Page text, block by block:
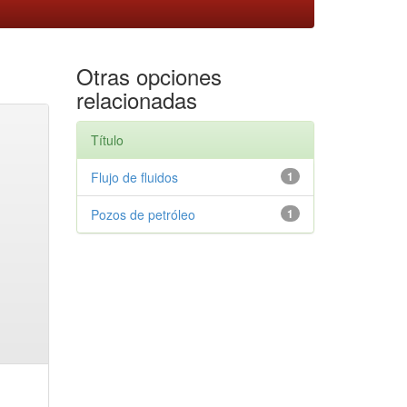
Otras opciones
relacionadas
Título
1
Flujo de fluidos
1
Pozos de petróleo